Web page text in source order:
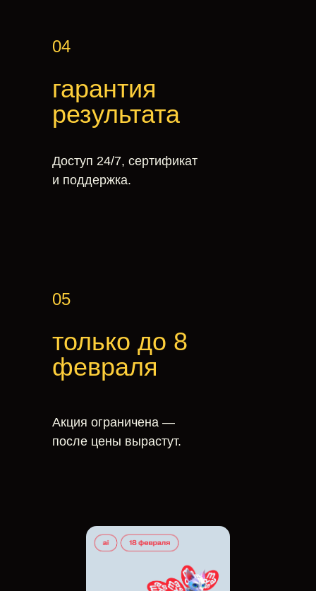
Доступ 24/7, сертификат
и поддержка.
гарантия
результата
04
Акция ограничена —
после цены вырастут.
только до 8
февраля
05